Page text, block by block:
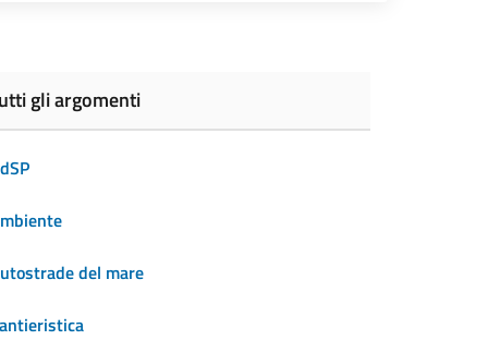
gli argomenti
del mare